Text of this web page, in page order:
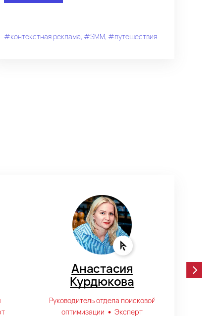
#контекстная реклама #SMM #путешествия
Анастасия
Курдюкова
Руководитель отдела поисковой
оптимизации • Эксперт